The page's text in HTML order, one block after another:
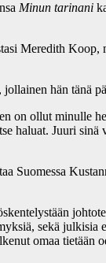
Minun tarinani
Meredith Koop,
hän tänä
on ollut minulle
Juuri sinä
Suomessa
sekä
omaa tietään